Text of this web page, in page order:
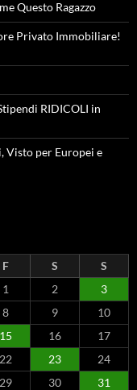
Questo Ragazzo
Privato Immobiliare!
RIDICOLI in
Visto per Europei e
F S
S
1
2
3
8 9
10
15 16
17
22 23
24
29 30
31